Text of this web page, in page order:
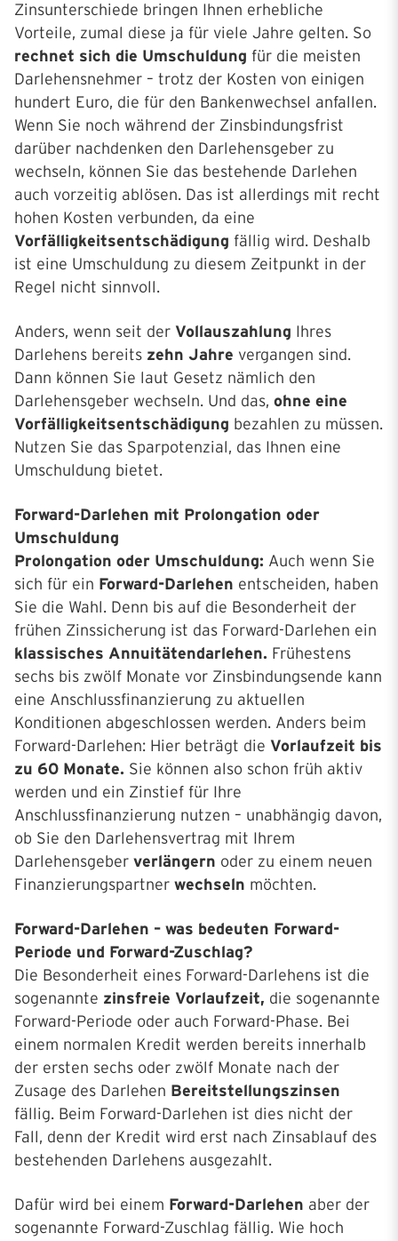
Zinsunterschiede bringen Ihnen erhebliche
Vorteile, zumal diese ja für viele Jahre gelten. So
rechnet sich die Umschuldung für die meisten
Darlehensnehmer – trotz der Kosten von einigen
hundert Euro, die für den Bankenwechsel anfallen.
Wenn Sie noch während der Zinsbindungsfrist
darüber nachdenken den Darlehensgeber zu
wechseln, können Sie das bestehende Darlehen
auch vorzeitig ablösen. Das ist allerdings mit recht
hohen Kosten verbunden, da eine
Vorfälligkeitsentschädigung fällig wird. Deshalb
ist eine Umschuldung zu diesem Zeitpunkt in der
Regel nicht sinnvoll.
Anders, wenn seit der Vollauszahlung Ihres
Darlehens bereits zehn Jahre vergangen sind.
Dann können Sie laut Gesetz nämlich den
Darlehensgeber wechseln. Und das, ohne eine
Vorfälligkeitsentschädigung bezahlen zu müssen.
Nutzen Sie das Sparpotenzial, das Ihnen eine
Umschuldung bietet.
Forward-Darlehen mit Prolongation oder
Umschuldung
Prolongation oder Umschuldung: Auch wenn Sie
sich für ein Forward-Darlehen entscheiden, haben
Sie die Wahl. Denn bis auf die Besonderheit der
frühen Zinssicherung ist das Forward-Darlehen ein
klassisches Annuitätendarlehen. Frühestens
sechs bis zwölf Monate vor Zinsbindungsende kann
eine Anschlussfinanzierung zu aktuellen
Konditionen abgeschlossen werden. Anders beim
Forward-Darlehen: Hier beträgt die Vorlaufzeit bis
zu 60 Monate. Sie können also schon früh aktiv
werden und ein Zinstief für Ihre
Anschlussfinanzierung nutzen – unabhängig davon,
ob Sie den Darlehensvertrag mit Ihrem
Darlehensgeber verlängern oder zu einem neuen
Finanzierungspartner wechseln möchten.
Forward-Darlehen – was bedeuten Forward-
Periode und Forward-Zuschlag?
Die Besonderheit eines Forward-Darlehens ist die
sogenannte zinsfreie Vorlaufzeit, die sogenannte
Forward-Periode oder auch Forward-Phase. Bei
einem normalen Kredit werden bereits innerhalb
der ersten sechs oder zwölf Monate nach der
Zusage des Darlehen Bereitstellungszinsen
fällig. Beim Forward-Darlehen ist dies nicht der
Fall, denn der Kredit wird erst nach Zinsablauf des
bestehenden Darlehens ausgezahlt.
Dafür wird bei einem Forward-Darlehen aber der
sogenannte Forward-Zuschlag fällig. Wie hoch